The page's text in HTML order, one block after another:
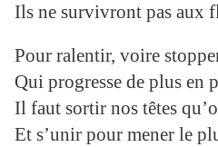
Ils ne survivront pas aux
Pour ralentir, voire
Qui progresse de plus en
Il faut sortir nos têtes
Et s’unir pour mener le